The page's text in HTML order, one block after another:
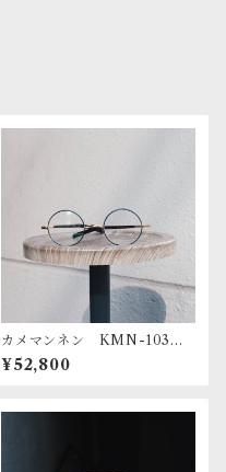
カメマンネン KMN-103
NVY
¥52,800